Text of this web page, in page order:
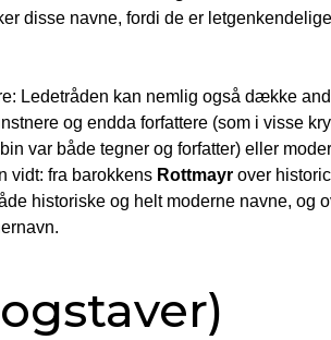
disse navne, fordi de er
Ledetråden kan nemlig også dække
og endda forfattere (som i visse
var både tegner og forfatter) eller
vidt: fra barokkens Rottmayr over
historiske og helt moderne navne, og